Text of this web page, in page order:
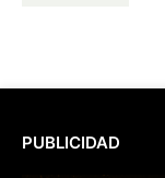
PUBLICIDAD